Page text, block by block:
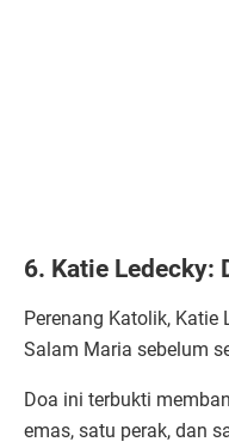
6. Katie Ledecky:
Perenang Katolik, Katie
Salam Maria sebelum
Doa ini terbukti
emas, satu perak, dan